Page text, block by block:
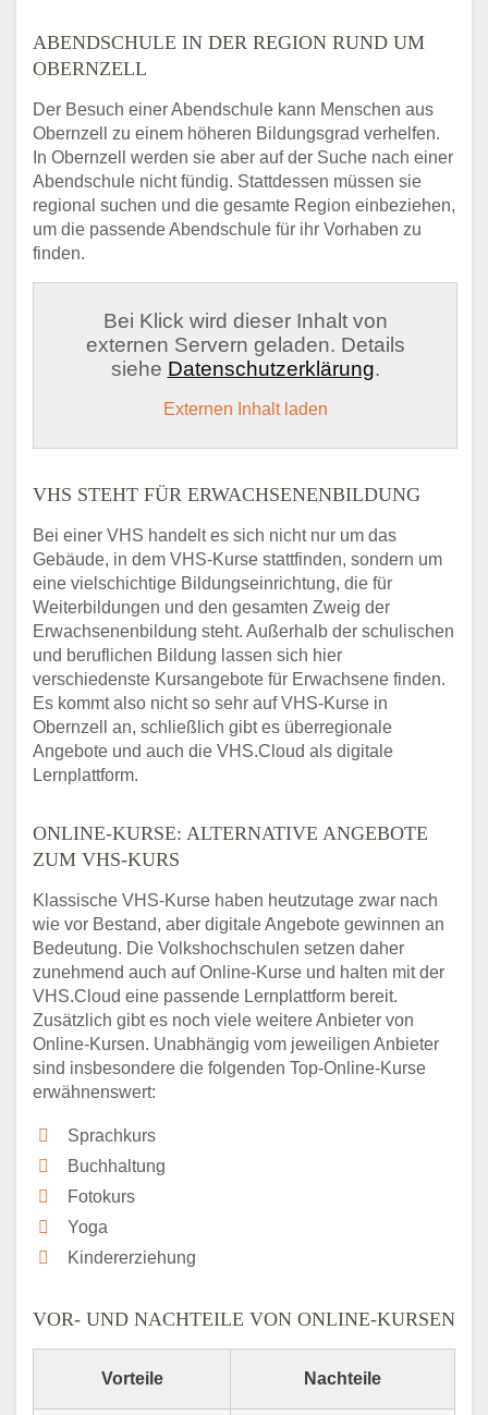
ABENDSCHULE IN DER REGION RUND UM
OBERNZELL
Der Besuch einer Abendschule kann Menschen aus
Obernzell zu einem höheren Bildungsgrad verhelfen.
In Obernzell werden sie aber auf der Suche nach einer
Abendschule nicht fündig. Stattdessen müssen sie
regional suchen und die gesamte Region einbeziehen,
um die passende Abendschule für ihr Vorhaben zu
finden.
Bei Klick wird dieser Inhalt von
externen Servern geladen. Details
siehe Datenschutzerklärung.
Externen Inhalt laden
VHS STEHT FÜR ERWACHSENENBILDUNG
Bei einer VHS handelt es sich nicht nur um das
Gebäude, in dem VHS-Kurse stattfinden, sondern um
eine vielschichtige Bildungseinrichtung, die für
Weiterbildungen und den gesamten Zweig der
Erwachsenenbildung steht. Außerhalb der schulischen
und beruflichen Bildung lassen sich hier
verschiedenste Kursangebote für Erwachsene finden.
Es kommt also nicht so sehr auf VHS-Kurse in
Obernzell an, schließlich gibt es überregionale
Angebote und auch die VHS.Cloud als digitale
Lernplattform.
ONLINE-KURSE: ALTERNATIVE ANGEBOTE
ZUM VHS-KURS
Klassische VHS-Kurse haben heutzutage zwar nach
wie vor Bestand, aber digitale Angebote gewinnen an
Bedeutung. Die Volkshochschulen setzen daher
zunehmend auch auf Online-Kurse und halten mit der
VHS.Cloud eine passende Lernplattform bereit.
Zusätzlich gibt es noch viele weitere Anbieter von
Online-Kursen. Unabhängig vom jeweiligen Anbieter
sind insbesondere die folgenden Top-Online-Kurse
erwähnenswert:
Sprachkurs
Buchhaltung
Fotokurs
Yoga
Kindererziehung
VOR- UND NACHTEILE VON ONLINE-KURSEN
Vorteile Nachteile